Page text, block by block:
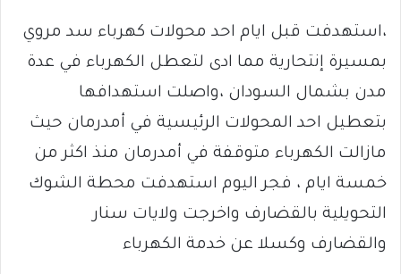
،استهدفت قبل ايام احد محولات كهرباء سد مروي
بمسيرة إنتحارية مما ادى لتعطل الكهرباء في عدة
مدن بشمال السودان ،واصلت استهدافها
بتعطيل احد المحولات الرئيسية في أمدرمان حيث
مازالت الكهرباء متوقفة في أمدرمان منذ اكثر من
خمسة ايام ، فجر اليوم استهدفت محطة الشوك
التحويلية بالقضارف واخرجت ولايات سنار
والقضارف وكسلا عن خدمة الكهرباء